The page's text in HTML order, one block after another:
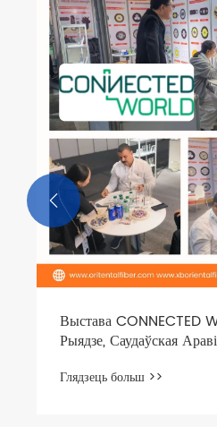
FTTH Network
валаконна-аптычнае
Глядзець больш >>
